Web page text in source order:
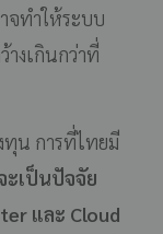
จทำให้ระบบ
งเกินกว่าที่
ทุน การที่ไทยมี
ะเป็นปัจจัย
และ Cloud